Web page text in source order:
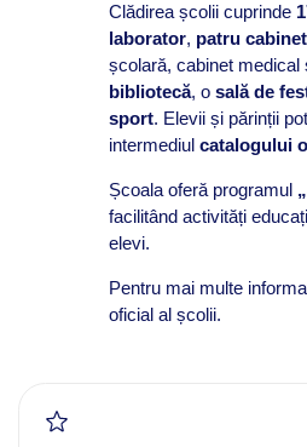
Clădirea școlii cuprinde
laborator, patru
școlară, cabinet medical
bibliotecă, o sală de
sport. Elevii și părinții
intermediul catalogului
Școala oferă programul
facilitând activități
elevi.
Pentru mai multe
oficial al școlii.